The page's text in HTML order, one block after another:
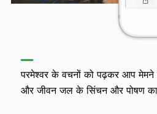
परमेश्वर के वचनों को पढ़कर आप मेमने
और जीवन जल के सिंचन और पोषण